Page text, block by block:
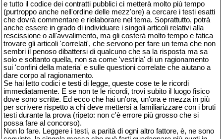
e tutto il codice dei contratti pubblici ci metterà molto più tempo
(purtroppo anche nell'ordine delle mezz'ore) a cercare i testi esatti
che dovrà commentare e rielaborare nel tema. Soprattutto, potrà
anche essere in grado di individuare i singoli articoli relativi alla
rescissione o all'avvalimento, ma gli costerà molto tempo e fatica
trovare gli articoli 'correlati', che servono per fare un tema che non
sembri il penoso dibattersi di qualcuno che sa la risposta ma sa
solo e soltanto quella, non sa come 'vestirla' di un ragionamento
sui 'confini della materia' e sulle questioni correlate che aiutano a
dare corpo al ragionamento.
Se hai letto codici e testi di legge, queste cose te le ricordi
immediatamente. E se non te le ricordi, trovi subito il luogo fisico
dove sono scritte. Ed ecco che hai un'ora, un'ora e mezza in più
per scrivere rispetto a chi deve mettersi a familiarizzare con i bruti
testi durante la prova (ripeto: non c'è errore più grosso che si
possa fare al concorso).
Non lo fare. Leggere i testi, a parità di ogni altro fattore, è, ne sono